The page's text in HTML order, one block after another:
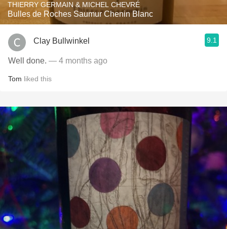
THIERRY GERMAIN & MICHEL CHEVRÉ
Bulles de Roches Saumur Chenin Blanc
Clay Bullwinkel 9.1
Well done. — 4 months ago
Tom liked this